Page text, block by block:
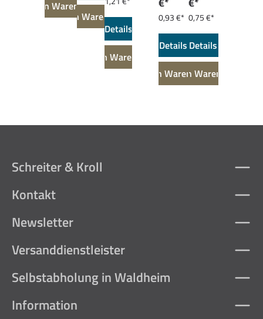
In den Warenkorb
In den Warenkorb
Details
In den Warenkorb
0,93 €*
Details
In den Warenkorb
0,75 €*
Details
In den Warenkorb
Schreiter & Kroll
Information
Kontakt
Newsletter
Versanddienstleister
Selbstabholung in Waldheim